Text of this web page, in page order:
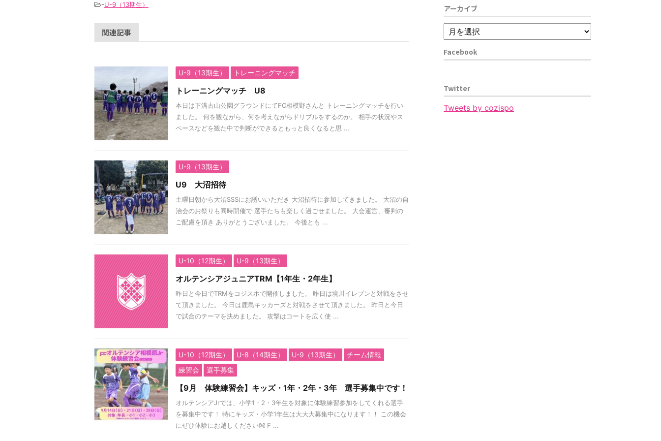
-U-9（13期生）
関連記事
U-9（13期生） トレーニングマッチ
トレーニングマッチ U8
本日は下溝古山公園グラウンドにてFC相模野さんと トレーニングマッチを行い
ました。 何を観ながら、何を考えながらドリブルをするのか。 相手の状況やス
ペースなどを観た中で判断ができるともっと良くなると思 ...
U-9（13期生）
U9 大沼招待
土曜日朝から大沼SSSにお誘いいただき 大沼招待に参加してきました。 大沼の自
治会のお祭りも同時開催で 選手たちも楽しく過ごせました。 大会運営、審判の
ご配慮を頂き ありがとうございました。 今後とも ...
U-10（12期生） U-9（13期生）
オルテンシアジュニアTRM【1年生・2年生】
昨日と今日でTRMをコジスポで開催しました。 昨日は境川イレブンと対戦をさせ
て頂きました。 今日は鹿島キッカーズと対戦をさせて頂きました。 昨日と今日
で試合のテーマを決めました。 攻撃はコートを広く使 ...
U-10（12期生） U-8（14期生） U-9（13期生）
チーム情報
練習会
選手募集
【9月 体験練習会】キッズ・1年・2年・3年 選手募集中です！
オルテンシアJrでは、小学1・2・3年生を対象に体験練習参加をしてくれる選手
を募集中です！ 特にキッズ・小学1年生は大大大募集中になります！！ この機会
にぜひ体験にお越しください👐 F ...
アーカイブ
Facebook
Twitter
Tweets by cozispo